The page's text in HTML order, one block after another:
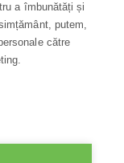
a îmbunătăți și
putem,
către